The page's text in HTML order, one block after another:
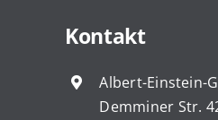
Kontakt
Albert-Einstein-
Demminer Str.